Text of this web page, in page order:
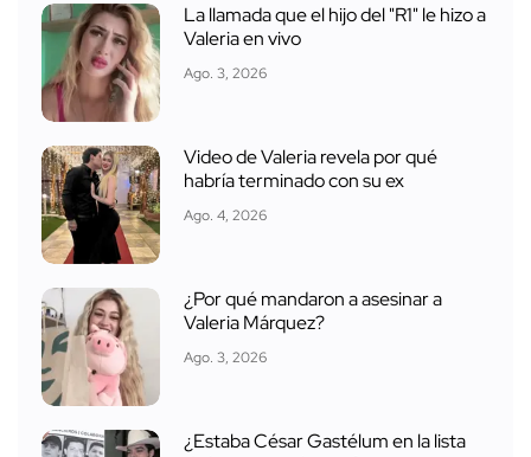
La llamada que el hijo del "R1" le hizo a
Valeria en vivo
Ago. 3, 2026
Video de Valeria revela por qué
habría terminado con su ex
Ago. 4, 2026
¿Por qué mandaron a asesinar a
Valeria Márquez?
Ago. 3, 2026
¿Estaba César Gastélum en la lista